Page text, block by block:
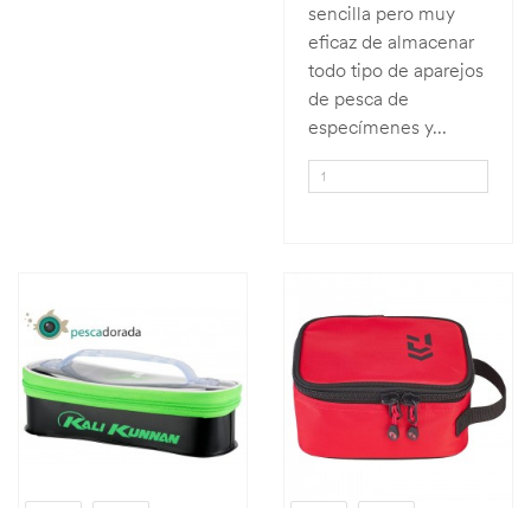
sencilla pero muy
eficaz de almacenar
todo tipo de aparejos
de pesca de
especímenes y...